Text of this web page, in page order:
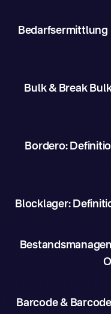
Bedarfsermittlung
Bulk & Break
Bordero:
Blocklager:
Barcode &